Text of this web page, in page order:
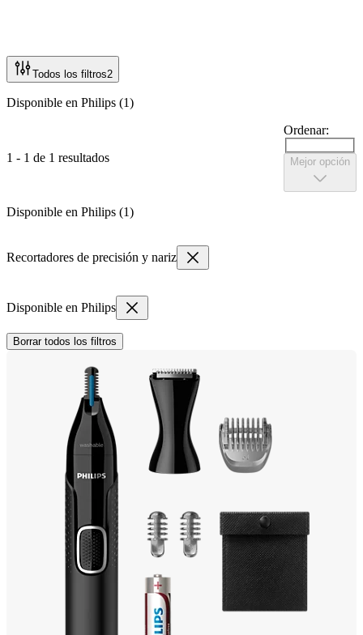
Todos los filtros2
Disponible en Philips (1)
1 - 1 de 1 resultados
Ordenar:
Mejor opción
Disponible en Philips (1)
Recortadores de precisión y nariz
Disponible en Philips
Borrar todos los filtros